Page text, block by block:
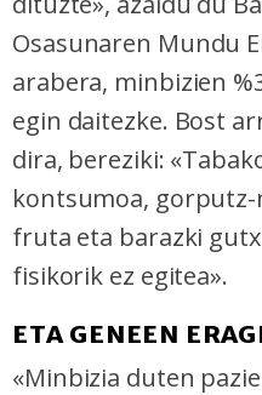
Osasunaren Mundu
arabera, minbizien
egin daitezke. Bost
dira, bereziki:
kontsumoa, gorputz-
fruta eta barazki
fisikorik ez egitea».
ETA GENEEN
«Minbizia duten